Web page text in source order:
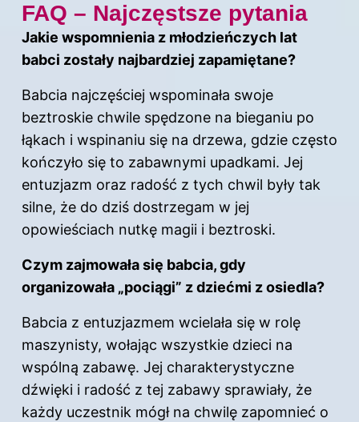
FAQ – Najczęstsze pytania
Jakie wspomnienia z młodzieńczych lat
babci zostały najbardziej zapamiętane?
Babcia najczęściej wspominała swoje
beztroskie chwile spędzone na bieganiu po
łąkach i wspinaniu się na drzewa, gdzie często
kończyło się to zabawnymi upadkami. Jej
entuzjazm oraz radość z tych chwil były tak
silne, że do dziś dostrzegam w jej
opowieściach nutkę magii i beztroski.
Czym zajmowała się babcia, gdy
organizowała „pociągi” z dziećmi z osiedla?
Babcia z entuzjazmem wcielała się w rolę
maszynisty, wołając wszystkie dzieci na
wspólną zabawę. Jej charakterystyczne
dźwięki i radość z tej zabawy sprawiały, że
każdy uczestnik mógł na chwilę zapomnieć o